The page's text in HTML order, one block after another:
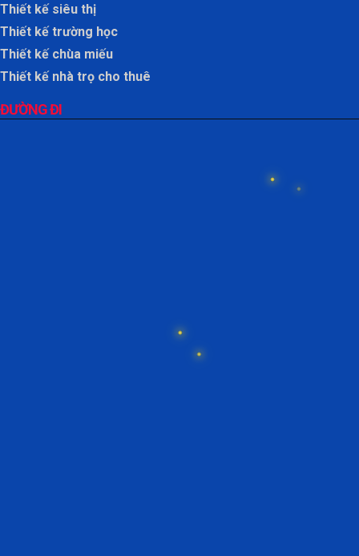
Thiết kế siêu thị
Thiết kế trường học
Thiết kế chùa miếu
Thiết kế nhà trọ cho thuê
ĐƯỜNG ĐI